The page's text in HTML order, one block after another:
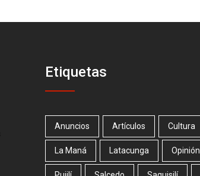
Etiquetas
Anuncios Artículos Cultura
La Maná Latacunga Opinión